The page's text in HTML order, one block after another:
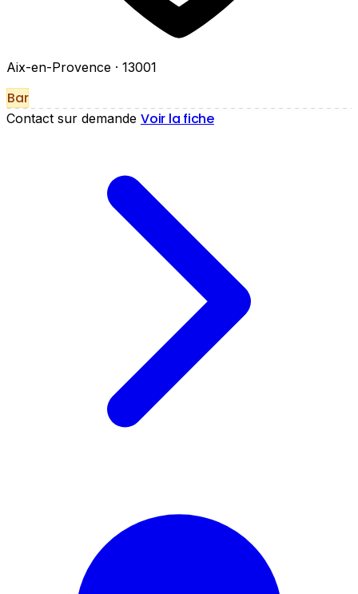
Aix-en-Provence · 13001
Bar
Contact sur demande Voir la fiche